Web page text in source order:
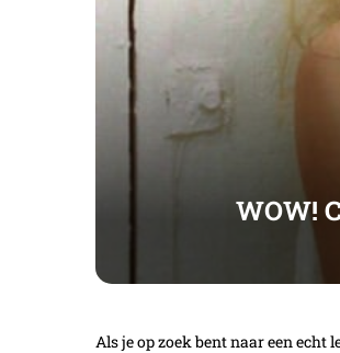
WOW!
Als je op zoek bent naar een echt